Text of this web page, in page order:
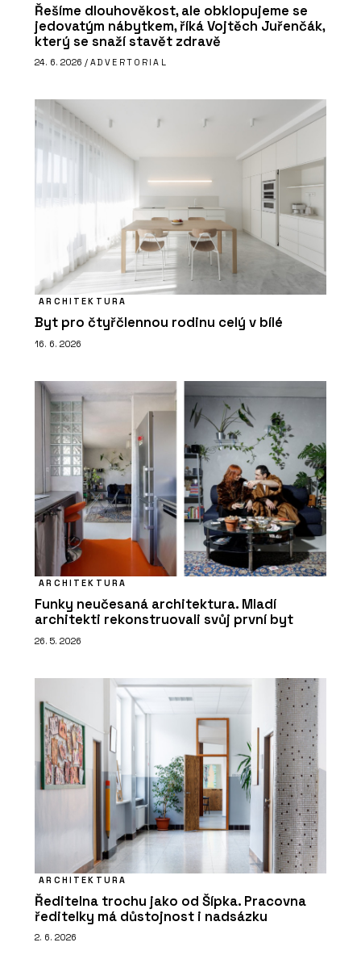
Řešíme dlouhověkost, ale obklopujeme se
jedovatým nábytkem, říká Vojtěch Juřenčák,
který se snaží stavět zdravě
24. 6. 2026 / ADVERTORIAL
ARCHITEKTURA
Byt pro čtyřčlennou rodinu celý v bílé
16. 6. 2026
ARCHITEKTURA
Funky neučesaná architektura. Mladí
architekti rekonstruovali svůj první byt
26. 5. 2026
ARCHITEKTURA
Ředitelna trochu jako od Šípka. Pracovna
ředitelky má důstojnost i nadsázku
2. 6. 2026